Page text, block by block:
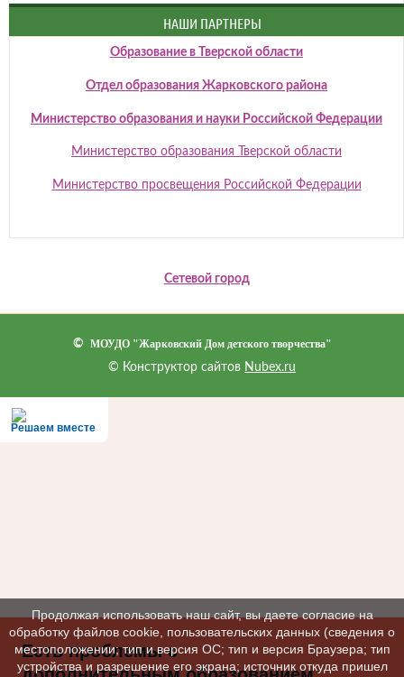
НАШИ ПАРТНЕРЫ
Образование в Тверской области
Отдел образования Жарковского района
Министерство образования и науки Российской Федерации
Министерство образования Тверской области
Министерство просвещения Российской Федерации
Сетевой город
© МОУДО "Жарковский Дом детского творчества"
© Конструктор сайтов Nubex.ru
Решаем вместе
Есть проблемы с
Продолжая использовать наш сайт, вы даете согласие на
обработку файлов cookie, пользовательских данных (сведения о
местоположении; тип и версия ОС; тип и версия Браузера; тип
устройства и разрешение его экрана; источник откуда пришел